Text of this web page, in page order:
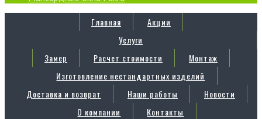
Главная
Акции
Услуги
Замер
Расчет стоимости
Монтаж
Изготовление нестандартных изделий
Доставка и возврат
Наши работы
Новости
О компании
Контакты